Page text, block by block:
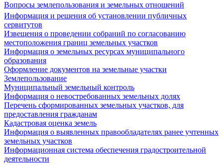
Вопросы землепользования и земельных отношений
Информация и решения об установлении публичных
сервитутов
Извещения о проведении собраний по согласованию
местоположения границ земельных участков
Информация о земельных ресурсах муниципального
образования
Оформление документов на земельные участки
Землепользование
Муниципальный земельный контроль
Информация о невостребованных земельных долях
Перечень сформированных земельных участков, для
предоставления гражданам
Кадастровая оценка земель
Информация о выявленных правообладателях ранее учтенных
земельных участков
Информационная система обеспечения градостроительной
деятельности